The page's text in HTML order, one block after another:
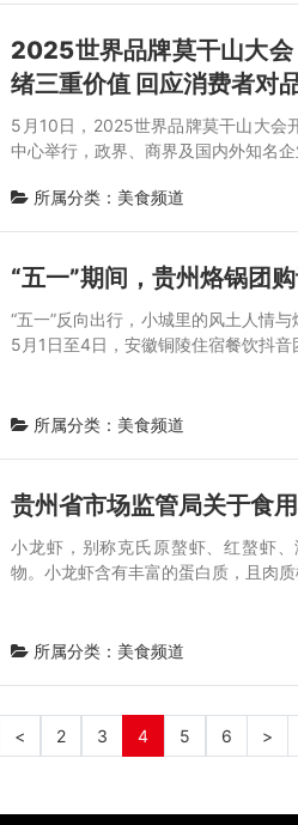
2025世界品牌莫干山大
绪三重价值 回应消费者对
5月10日，2025世界品牌莫干山大会
中心举行，政界、商界及国内外知名
所属分类：美食频道
“五一”期间，贵州烙锅团
“五一”反向出行，小城里的风土人情
5月1日至4日，安徽铜陵住宿餐饮抖
所属分类：美食频道
贵州省市场监管局关于食
小龙虾，别称克氏原螯虾、红螯虾
物。小龙虾含有丰富的蛋白质，且肉
所属分类：美食频道
< 2 3 4 5 6 >